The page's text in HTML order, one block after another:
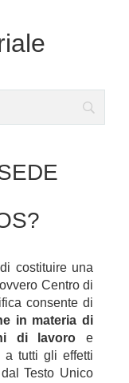
costituire una
Centro di
consente di
in materia di
di lavoro e
a tutti gli effetti
Testo Unico